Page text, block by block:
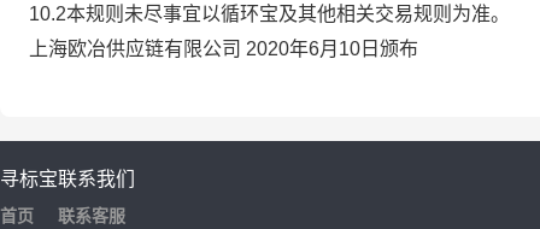
10.2本规则未尽事宜以循环宝及其他相关交易规则为准。
上海欧冶供应链有限公司 2020年6月10日颁布
寻标宝
首页
联系我们
联系客服